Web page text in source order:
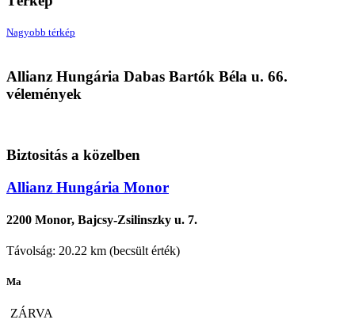
Nagyobb térkép
Allianz Hungária Dabas Bartók Béla u. 66.
vélemények
Biztositás a közelben
Allianz Hungária Monor
2200 Monor, Bajcsy-Zsilinszky u. 7.
Távolság: 20.22 km (becsült érték)
Ma
ZÁRVA